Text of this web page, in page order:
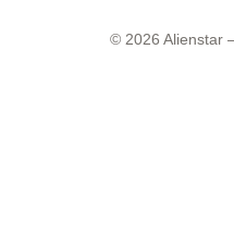
© 2026 Alienstar